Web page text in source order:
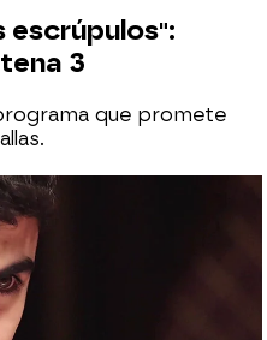
escrúpulos":
3
que promete